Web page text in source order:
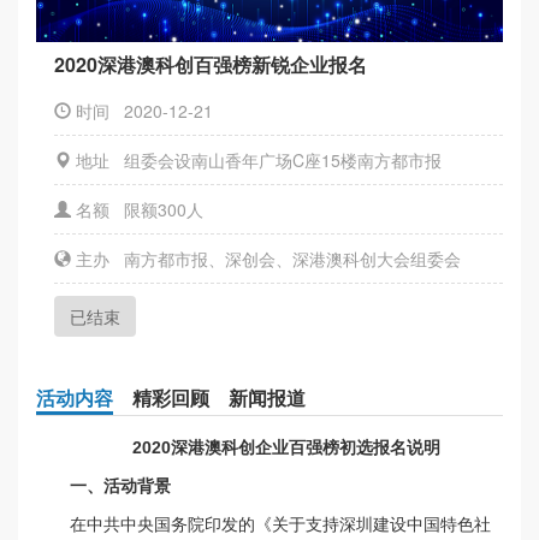
2020深港澳科创百强榜新锐企业报名
时间 2020-12-21
地址 组委会设南山香年广场C座15楼南方都市报
名额 限额300人
主办 南方都市报、深创会、深港澳科创大会组委会
已结束
活动内容 精彩回顾 新闻报道
2020深港澳科创企业百强榜初选报名说明
一、活动背景
在中共中央国务院印发的《关于支持深圳建设中国特色社